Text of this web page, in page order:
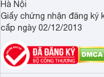
Hà Nội
Giấy chứng nhận đăng ký
cấp ngày 02/12/2013